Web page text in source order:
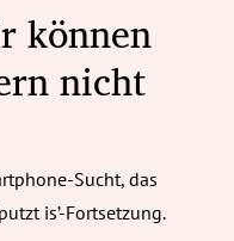
können
nicht
Sucht, das
is’-Fortsetzung.